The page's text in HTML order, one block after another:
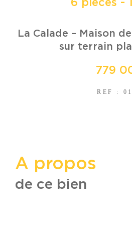
6 pièces -
La Calade – Maison
sur terrain
779
REF :
a propos
de ce bien